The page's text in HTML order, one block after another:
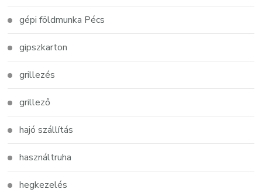
gépi földmunka Pécs
gipszkarton
grillezés
grillező
hajó szállítás
használtruha
hegkezelés